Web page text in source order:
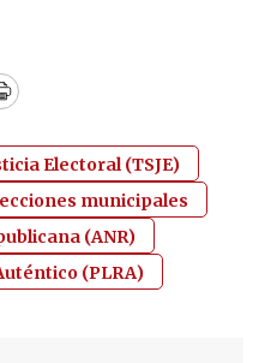
Print
Electoral (TSJE)
municipales
(ANR)
(PLRA)